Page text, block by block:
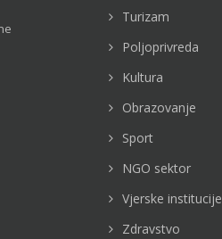
Turizam
Poljoprivreda
Kultura
Obrazovanje
Sport
NGO sektor
Vjerske institucije
Zdravstvo